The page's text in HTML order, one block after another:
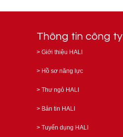
Thông tin công ty
> Giới thiệu HALI
> Hồ sơ năng lực
> Thư ngỏ HALI
> Bản tin HALI
> Tuyển dụng HALI